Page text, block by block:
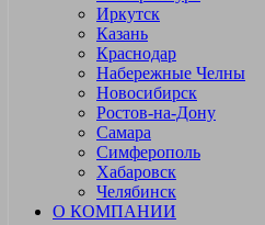
Иркутск
Казань
Краснодар
Набережные Челны
Новосибирск
Ростов-на-Дону
Самара
Симферополь
Хабаровск
Челябинск
О КОМПАНИИ